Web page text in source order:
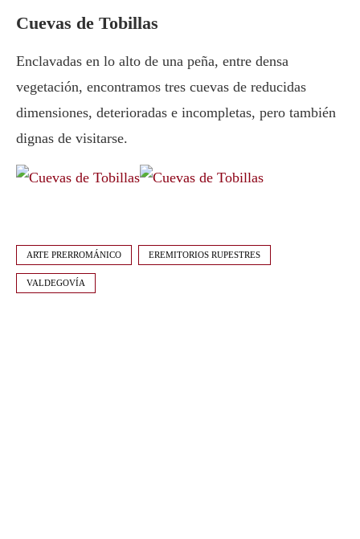
Cuevas de Tobillas
Enclavadas en lo alto de una peña, entre densa
vegetación, encontramos tres cuevas de reducidas
dimensiones, deterioradas e incompletas, pero también
dignas de visitarse.
ARTE PRERROMÁNICO EREMITORIOS RUPESTRES
VALDEGOVÍA